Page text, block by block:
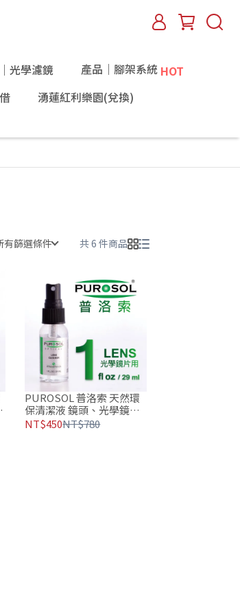
光學濾鏡 產品｜腳架系統HOT
湧蓮紅利樂園(兌換)
有篩選條件 共 6 件商品
PUROSOL 普洛索 天然環
保清潔液 鏡頭、光學鏡片
專用 1oz
NT$450NT$780